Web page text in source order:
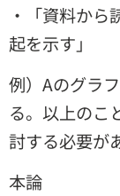
・「資料か
起を示す」
例）Aのグラ
る。以上の
討する必要が
本論